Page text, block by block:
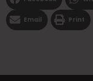
Email Print